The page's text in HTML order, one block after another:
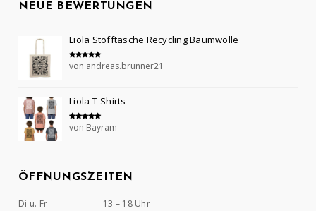
NEUE BEWERTUNGEN
Liola Stofftasche Recycling Baumwolle
Bewertet mit
von andreas.brunner21
Liola T-Shirts
Bewertet mit
von Bayram
ÖFFNUNGSZEITEN
Di u. Fr
13 – 18 Uhr